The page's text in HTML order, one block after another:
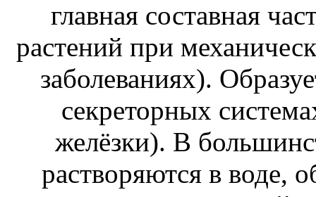
главная составная
растений при
заболеваниях).
секреторных
желёзки). В
растворяются в воде,